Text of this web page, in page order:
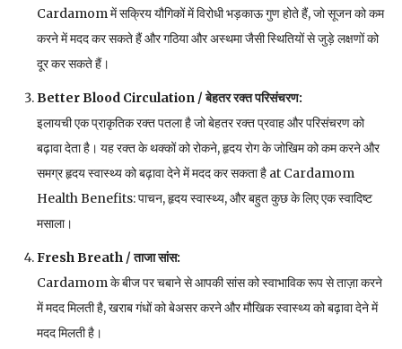
Cardamom में सक्रिय यौगिकों में विरोधी भड़काऊ गुण होते हैं, जो सूजन को कम
करने में मदद कर सकते हैं और गठिया और अस्थमा जैसी स्थितियों से जुड़े लक्षणों को
दूर कर सकते हैं।
Better Blood Circulation /बेहतर रक्त परिसंचरण:
इलायची एक प्राकृतिक रक्त पतला है जो बेहतर रक्त प्रवाह और परिसंचरण को
बढ़ावा देता है। यह रक्त के थक्कों को रोकने, हृदय रोग के जोखिम को कम करने और
समग्र हृदय स्वास्थ्य को बढ़ावा देने में मदद कर सकता है at Cardamom
Health Benefits: पाचन, हृदय स्वास्थ्य, और बहुत कुछ के लिए एक स्वादिष्ट
मसाला।
Fresh Breath /ताजा सांस:
Cardamom के बीज पर चबाने से आपकी सांस को स्वाभाविक रूप से ताज़ा करने
में मदद मिलती है, खराब गंधों को बेअसर करने और मौखिक स्वास्थ्य को बढ़ावा देने में
मदद मिलती है।